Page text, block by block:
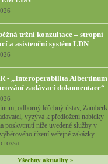
tržní konzultace – stropní
a asistenční systém LDN
- „Interoperabilita Albertinum
zadávací dokumentace“
odborný léčebný ústav, Žamberk
vyzývá k předložení nabídky
poskytnutí níže uvedené služby v
řízení veřejné zakázky
rozsa...
Všechny aktuality »